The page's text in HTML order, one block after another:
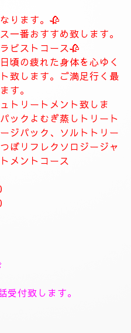
持のメンテナスサロンを目指
心がけております。
ントを高めていきます。
ートメントサロン貸し切りゆ
ションサロンです。
います。
きたいと思います。
。
ります。🥀
一番おすすめ致します。
ピストコース🥀
頃の疲れた身体を心ゆく
トリートメント致しま
ックよむぎ蒸しトリート
ジパック、ソルトトリー
ぼリフレクソロジージャ
メントコース